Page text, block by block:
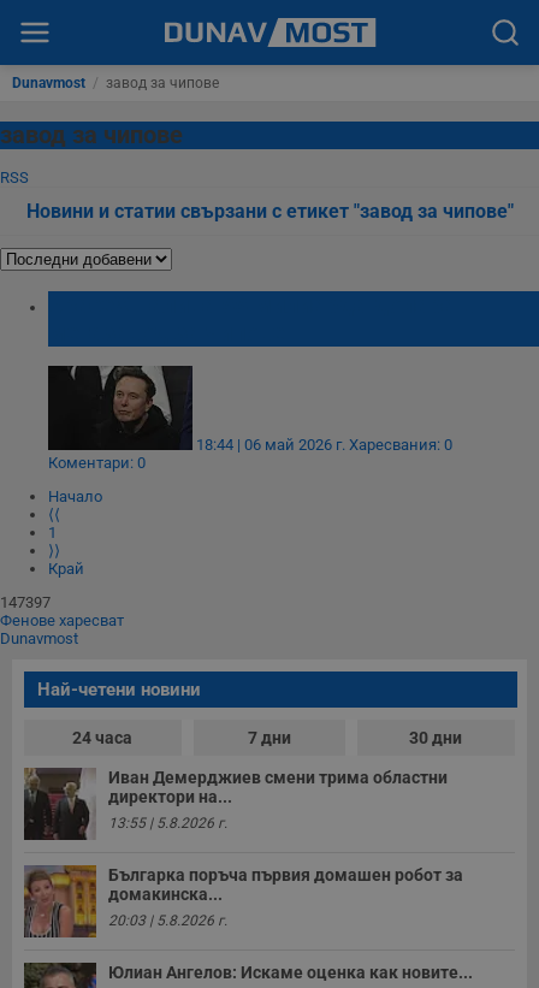
Dunavmost / завод за чипове
завод за чипове
RSS
Новини и статии свързани с етикет "завод за чипове"
18:44 | 06 май 2026 г. Харесвания: 0
Коментари: 0
Начало
⟨⟨
1
⟩⟩
Край
147397
Фенове харесват
Dunavmost
Най-четени новини
24 часа 7 дни 30 дни
Иван Демерджиев смени трима областни
директори на...
13:55 | 5.8.2026 г.
Българка поръча първия домашен робот за
домакинска...
20:03 | 5.8.2026 г.
Юлиан Ангелов: Искаме оценка как новите...